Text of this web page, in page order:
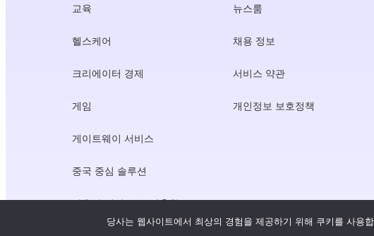
교육
헬스케어
크리에이터 경제
게임
게이트웨이 서비스
중국 중심 솔루션
사용자 지정 또는 맞춤형
뉴스룸
채용 정보
서비스 약관
개인정보 보호정책
당사는 웹사이트에서 최상의 경험을 제공하기 위해 쿠키를 사용